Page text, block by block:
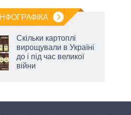
ІНФОГРАФІКА
Скільки картоплі
вирощували в Україні
до і під час великої
війни